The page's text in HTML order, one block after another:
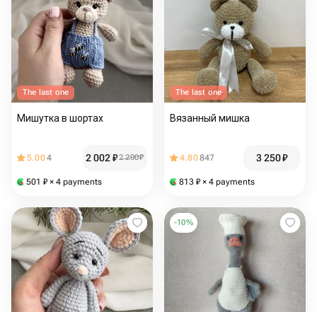
The last one
Мишутка в шортах
5.004 2 002₽2 200₽
501 ₽ × 4 payments
The last one
Вязанный мишка
4.80847 3 250₽
813 ₽ × 4 payments
-10%